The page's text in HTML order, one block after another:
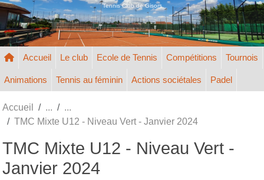
Tennis Club de Gisors
Accueil Le club Ecole de Tennis Compétitions Tournois
Animations Tennis au féminin Actions sociétales Padel
Accueil
TMC Mixte U12 - Niveau Vert - Janvier 2024
TMC Mixte U12 - Niveau Vert -
Janvier 2024
Panneau de gestion des cookies